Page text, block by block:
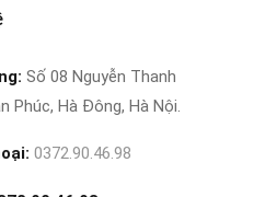
Số 08 Nguyễn Thanh
Phúc, Hà Đông, Hà Nội.
0372.90.46.98